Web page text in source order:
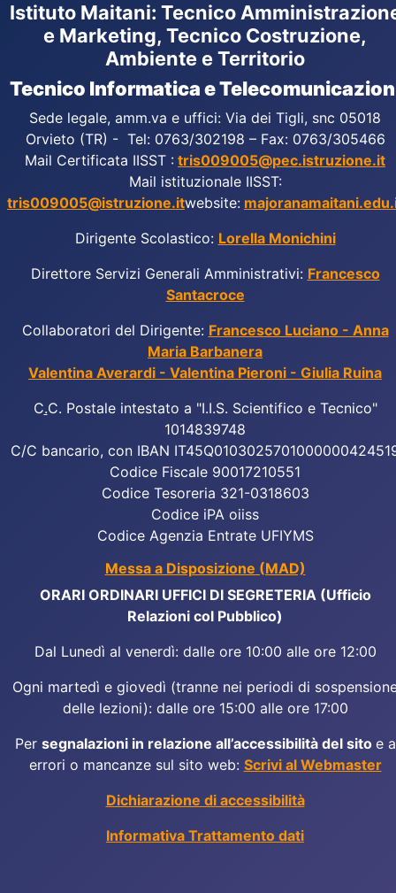
Istituto Maitani: Tecnico
e Marketing, Tecnico Costruzione,
Ambiente e Territorio
Tecnico Informatica e
Sede legale, amm.va e uffici: Via dei Tigli, snc 05018
Orvieto (TR) - Tel: 0763/302198 – Fax: 0763/305466
Mail Certificata IISST : tris009005@pec.istruzione.it
Mail istituzionale IISST:
tris009005@istruzione.itwebsite:
Dirigente Scolastico: Lorella Monichini
Direttore Servizi Generali Amministrativi: Francesco
Santacroce
Collaboratori del Dirigente: Francesco Luciano - Anna
Maria Barbanera
Valentina Averardi - Valentina Pieroni - Giulia Ruina
C.C. Postale intestato a "I.I.S. Scientifico e Tecnico"
1014839748
C/C bancario, con IBAN
Codice Fiscale 90017210551
Codice Tesoreria 321-0318603
Codice iPA oiiss
Codice Agenzia Entrate UFIYMS
Messa a Disposizione (MAD)
ORARI ORDINARI UFFICI DI SEGRETERIA (Ufficio
Relazioni col Pubblico)
Dal Lunedì al venerdì: dalle ore 10:00 alle ore 12:00
Ogni martedì e giovedì (tranne nei periodi di
delle lezioni): dalle ore 15:00 alle ore 17:00
Per segnalazioni in relazione all’accessibilità del sito e a
errori o mancanze sul sito web: Scrivi al Webmaster
Dichiarazione di accessibilità
Informativa Trattamento dati